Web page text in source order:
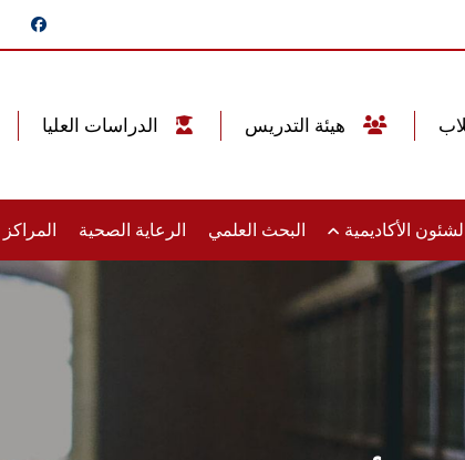
الأكاديمية البحث العلمي الرعاية الصحية